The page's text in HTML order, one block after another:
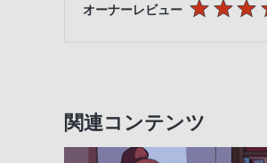
オーナーレビュー
関連コンテンツ